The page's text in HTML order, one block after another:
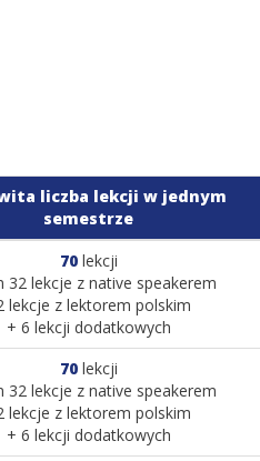
liczba lekcji w jednym
semestrze
70lekcji
32 lekcje z native speakerem
lekcje z lektorem polskim
+ 6 lekcji dodatkowych
70lekcji
32 lekcje z native speakerem
lekcje z lektorem polskim
+ 6 lekcji dodatkowych